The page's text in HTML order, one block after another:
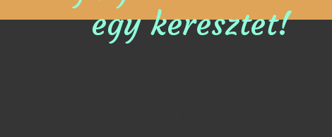
egy keresztet!